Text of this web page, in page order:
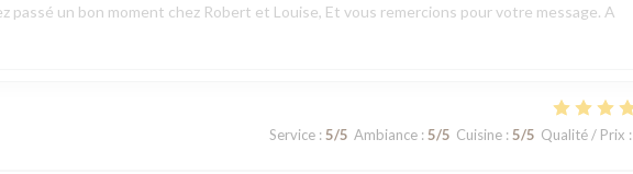
passé un bon moment chez Robert et Louise, Et vous remercions pour votre message. A
Service: 5/5 Ambiance: 5/5 Cuisine: 5/5 Qualité / Prix :